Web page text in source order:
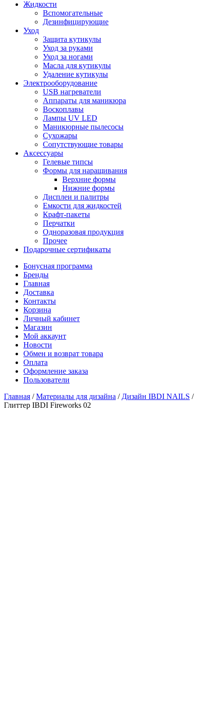
Жидкости
Вспомогательные
Дезинфицирующие
Уход
Защита кутикулы
Уход за руками
Уход за ногами
Масла для кутикулы
Удаление кутикулы
Электрооборудование
USB нагреватели
Аппараты для маникюра
Воскоплавы
Лампы UV LED
Маникюрные пылесосы
Сухожары
Сопутствующие товары
Аксессуары
Гелевые типсы
Формы для наращивания
Верхние формы
Нижние формы
Дисплеи и палитры
Емкости для жидкостей
Крафт-пакеты
Перчатки
Одноразовая продукция
Прочее
Подарочные сертификаты
Бонусная программа
Бренды
Главная
Доставка
Контакты
Корзина
Личный кабинет
Магазин
Мой аккаунт
Новости
Обмен и возврат товара
Оплата
Оформление заказа
Пользователи
Главная /Материалы для дизайна / Дизайн IBDI NAILS /
Глиттер IBDI Fireworks 02